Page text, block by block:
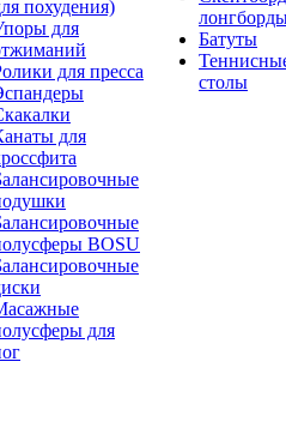
похудения)
для
для пресса
для
BOSU
для
Батуты
столы